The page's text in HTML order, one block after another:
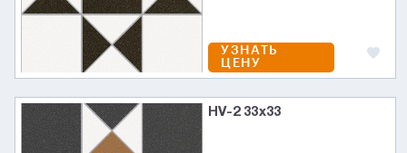
УЗНАТЬ
ЦЕНУ
HV-2 33x33